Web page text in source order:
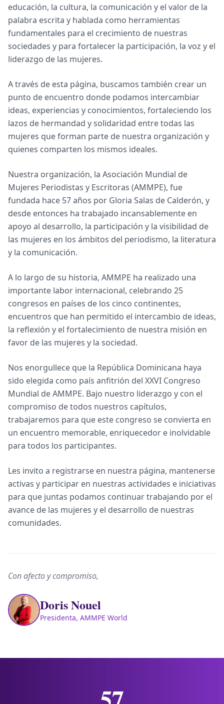
educación, la cultura, la comunicación y el valor de la
palabra escrita y hablada como herramientas
fundamentales para el crecimiento de nuestras
sociedades y para fortalecer la participación, la voz y el
liderazgo de las mujeres.
A través de esta página, buscamos también crear un
punto de encuentro donde podamos intercambiar
ideas, experiencias y conocimientos, fortaleciendo los
lazos de hermandad y solidaridad entre todas las
mujeres que forman parte de nuestra organización y
quienes comparten los mismos ideales.
Nuestra organización, la Asociación Mundial de
Mujeres Periodistas y Escritoras (AMMPE), fue
fundada hace 57 años por Gloria Salas de Calderón, y
desde entonces ha trabajado incansablemente en
apoyo al desarrollo, la participación y la visibilidad de
las mujeres en los ámbitos del periodismo, la literatura
y la comunicación.
A lo largo de su historia, AMMPE ha realizado una
importante labor internacional, celebrando 25
congresos en países de los cinco continentes,
encuentros que han permitido el intercambio de ideas,
la reflexión y el fortalecimiento de nuestra misión en
favor de las mujeres y la sociedad.
Nos enorgullece que la República Dominicana haya
sido elegida como país anfitrión del XXVI Congreso
Mundial de AMMPE. Bajo nuestro liderazgo y con el
compromiso de todos nuestros capítulos,
trabajaremos para que este congreso se convierta en
un encuentro memorable, enriquecedor e inolvidable
para todos los participantes.
Les invito a registrarse en nuestra página, mantenerse
activas y participar en nuestras actividades e iniciativas
para que juntas podamos continuar trabajando por el
avance de las mujeres y el desarrollo de nuestras
comunidades.
Con afecto y compromiso,
Doris Nouel
Presidenta, AMMPE World